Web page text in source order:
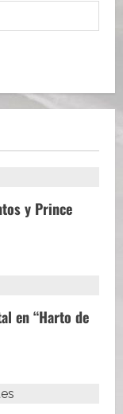
y Prince
en “Harto de